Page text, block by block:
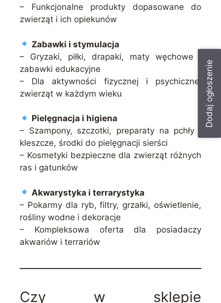
Dodaj ogłoszenie
– Funkcjonalne produkty dopasowane do
zwierząt i ich opiekunów
Zabawki i stymulacja
– Gryzaki, piłki, drapaki, maty węchowe i
zabawki edukacyjne
– Dla aktywności fizycznej i psychicznej
zwierząt w każdym wieku
Pielęgnacja i higiena
– Szampony, szczotki, preparaty na pchły i
kleszcze, środki do pielęgnacji sierści
– Kosmetyki bezpieczne dla zwierząt różnych
ras i gatunków
Akwarystyka i terrarystyka
– Pokarmy dla ryb, filtry, grzałki, oświetlenie,
rośliny wodne i dekoracje
– Kompleksowa oferta dla posiadaczy
akwariów i terrariów
Czy w sklepie